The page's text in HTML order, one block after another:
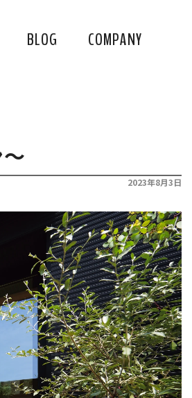
BLOG COMPANY
2023年8月3日